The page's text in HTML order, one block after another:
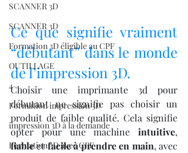
SCANNER 3D
SCANNER 3D
Formation 3D éligible au CPF
OUTILLAGE
4
Formation impression 3D
impression 3D à la demande
Formation 3D avec CPF
Ce que signifie vraiment
“débutant” dans le monde
de l’impression 3D.
Choisir une imprimante 3d pour
débutant ne signifie pas choisir un
produit de faible qualité. Cela signifie
opter pour une machine intuitive
fiable et facile à prendre en main, avec